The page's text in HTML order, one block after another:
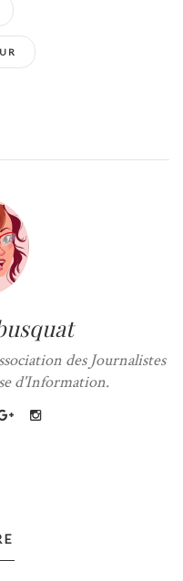
des Journalistes
d'Information.